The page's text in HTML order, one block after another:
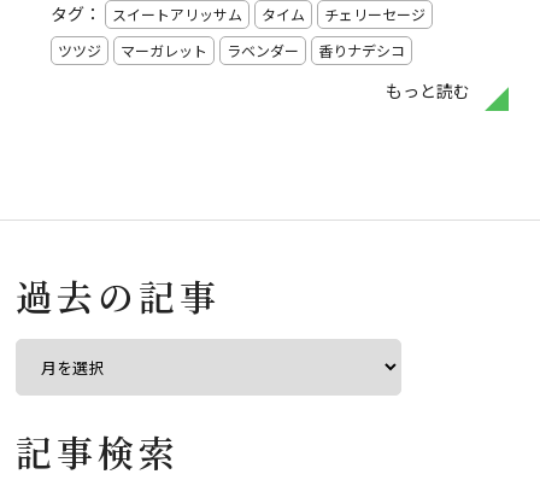
もっと読む
タグ： スイートアリッサム タイム
チェリーセージ
ツツジ
マーガレット ラベンダー 香りナデシコ
過去の記事
記事検索